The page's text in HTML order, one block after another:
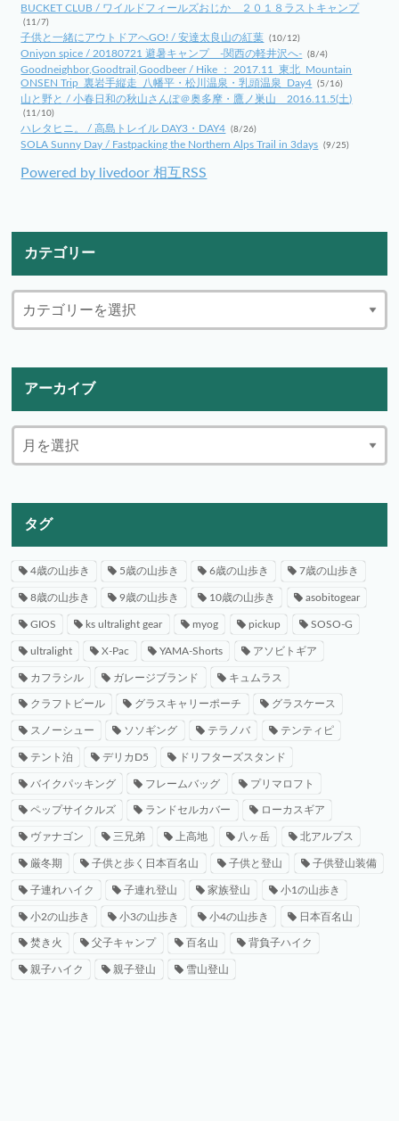
BUCKET CLUB / ワイルドフィールズおじか ２０１８ラストキャンプ
(11/7)
子供と一緒にアウトドアへGO! / 安達太良山の紅葉 (10/12)
Oniyon spice / 20180721 避暑キャンプ -関西の軽井沢へ- (8/4)
Goodneighbor,Goodtrail,Goodbeer / Hike ： 2017.11_東北_Mountain
ONSEN Trip_裏岩手縦走_八幡平・松川温泉・乳頭温泉_Day4 (5/16)
山と野と / 小春日和の秋山さんぽ＠奥多摩・鷹ノ巣山 2016.11.5(土)
(11/10)
ハレタヒニ。 / 高島トレイル DAY3・DAY4 (8/26)
SOLA Sunny Day / Fastpacking the Northern Alps Trail in 3days (9/25)
Powered by livedoor 相互RSS
カテゴリー
アーカイブ
タグ
4歳の山歩き 5歳の山歩き 6歳の山歩き 7歳の山歩き
8歳の山歩き 9歳の山歩き 10歳の山歩き asobitogear
GIOS ks ultralight gear myog pickup SOSO-G
ultralight X-Pac YAMA-Shorts アソビトギア
カフラシル ガレージブランド キュムラス
クラフトビール グラスキャリーポーチ グラスケース
スノーシュー ソソギング テラノバ テンティピ
テント泊 デリカD5 ドリフターズスタンド
バイクパッキング フレームバッグ プリマロフト
ペップサイクルズ ランドセルカバー ローカスギア
ヴァナゴン 三兄弟 上高地 八ヶ岳 北アルプス
厳冬期 子供と歩く日本百名山 子供と登山 子供登山装備
子連れハイク 子連れ登山 家族登山 小1の山歩き
小2の山歩き 小3の山歩き 小4の山歩き 日本百名山
焚き火 父子キャンプ 百名山 背負子ハイク
親子ハイク 親子登山 雪山登山